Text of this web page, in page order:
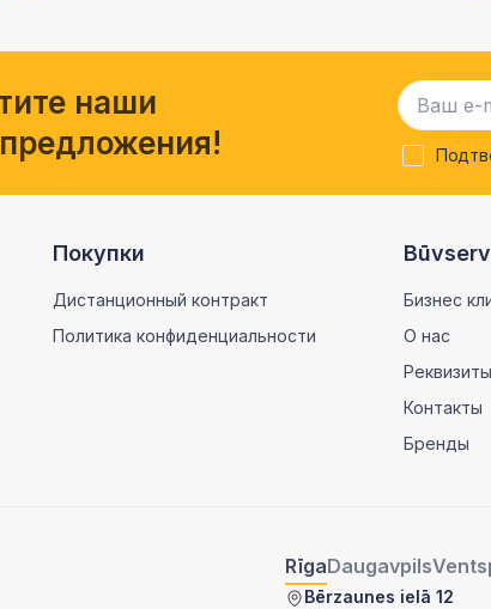
наши
Покупки
Дистанционный контракт
Политика конфиденциальности
Бизнес
О нас
Реквизиты
Контакты
Бренды
RīgaDaugavpils
Bērzaunes ielā 12